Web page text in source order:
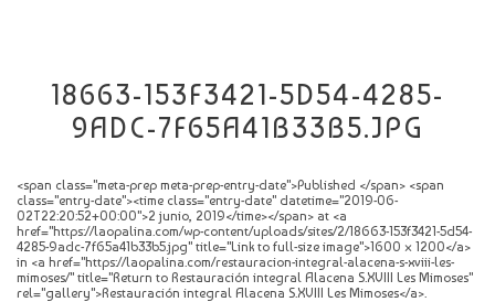
18663-153F3421-5D54-4285-
9ADC-7F65A41B33B5.JPG
<span class="meta-prep meta-prep-entry-date">Published </span> <span
class="entry-date"><time class="entry-date" datetime="2019-06-
02T22:20:52+00:00">2 junio, 2019</time></span> at <a
href="https://laopalina.com/wp-content/uploads/sites/2/18663-153f3421-5d54-
4285-9adc-7f65a41b33b5.jpg" title="Link to full-size image">1600 × 1200</a>
in <a href="https://laopalina.com/restauracion-integral-alacena-s-xviii-les-
mimoses/" title="Return to Restauración integral Alacena S.XVIII Les Mimoses"
rel="gallery">Restauración integral Alacena S.XVIII Les Mimoses</a>.